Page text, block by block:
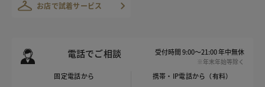
お店で試着サービス
電話でご相談 受付時間 9:00～21:00 年中無休
※年末年始等除く
固定電話から 携帯・IP電話から（有料）